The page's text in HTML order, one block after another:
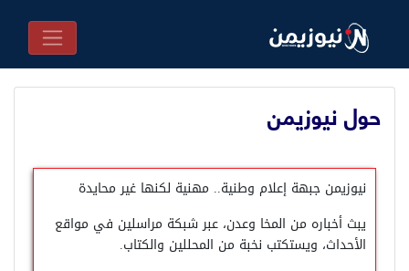
حول نيوزيمن
نيوزيمن جبهة إعلام وطنية.. مهنية لكنها غير محايدة
يبث أخباره من المخا وعدن، عبر شبكة مراسلين في مواقع
الأحداث، ويستكتب نخبة من المحللين والكتاب.